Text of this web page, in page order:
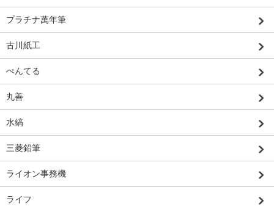
プラチナ萬年筆
古川紙工
ぺんてる
丸善
水縞
三菱鉛筆
ライオン事務機
ライフ